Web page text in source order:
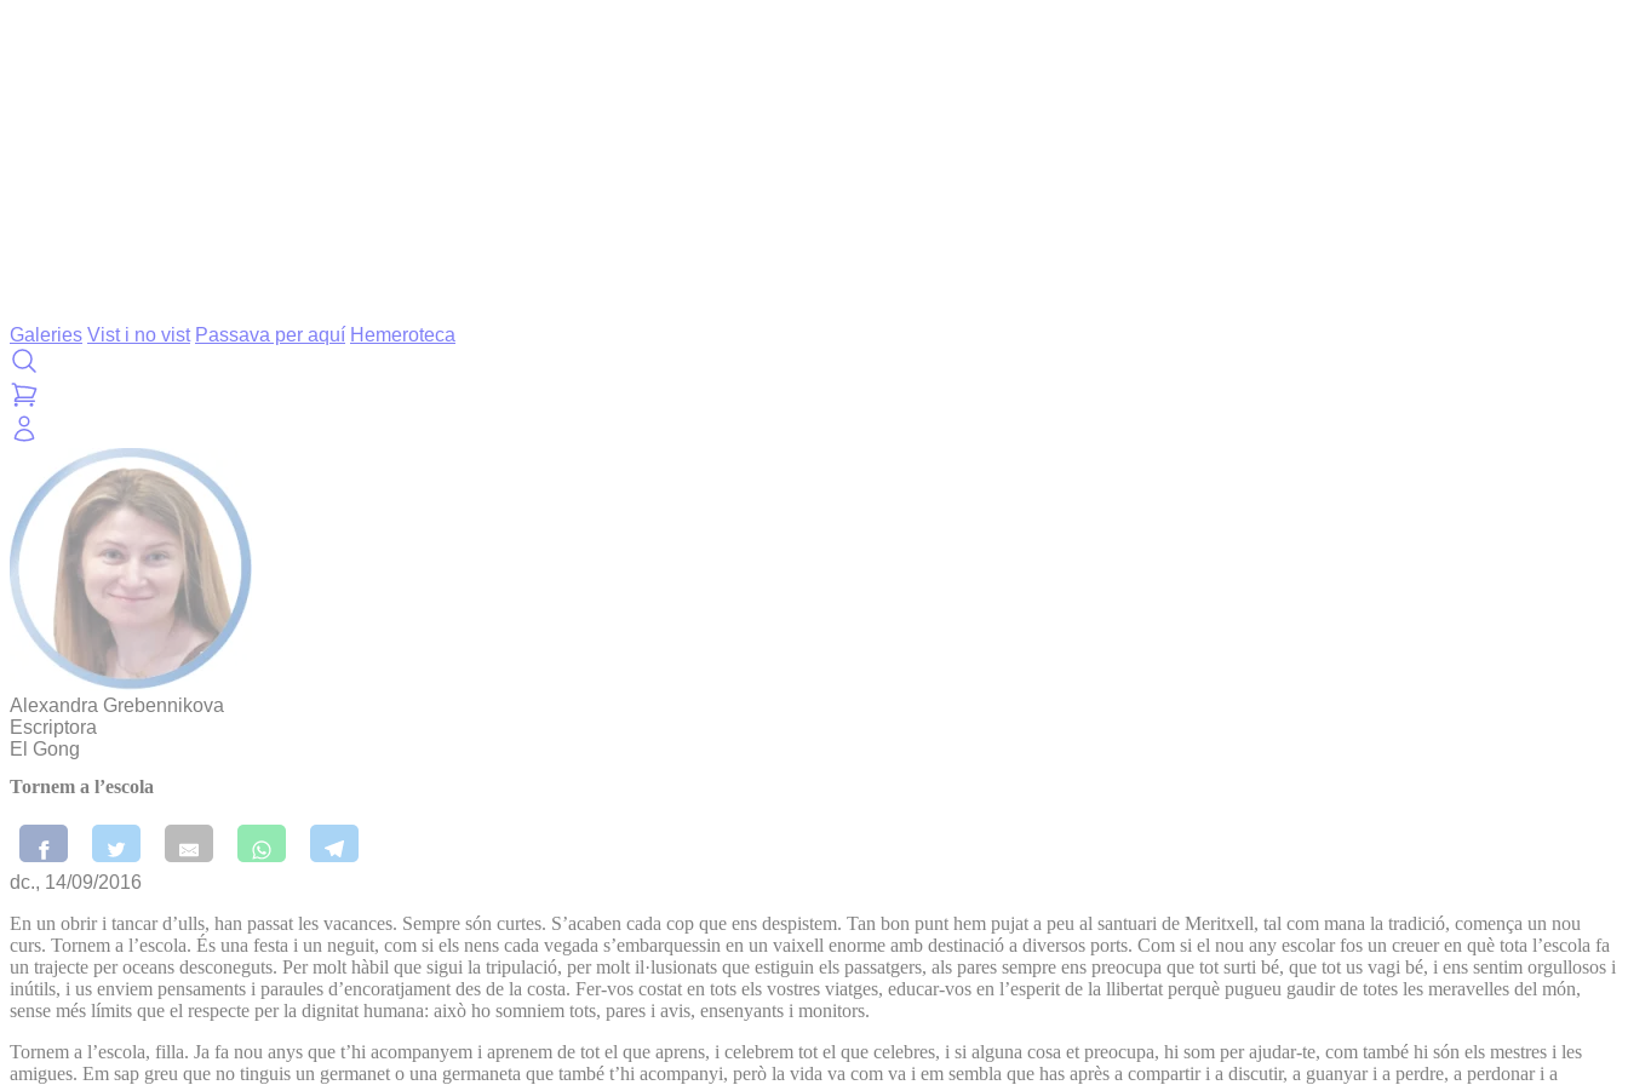
Galeries Vist i no vist Passava per aquí Hemeroteca
Alexandra Grebennikova
Escriptora
El Gong
Tornem a l’escola
dc., 14/09/2016
En un obrir i tancar d’ulls, han passat les vacances. Sempre són curtes. S’acaben cada cop que ens despistem. Tan bon punt hem pujat a peu al santuari de Meritxell, tal com mana la tradició, comença un nou
curs. Tornem a l’escola. És una festa i un neguit, com si els nens cada vegada s’embarquessin en un vaixell enorme amb destinació a diversos ports. Com si el nou any escolar fos un creuer en què tota l’escola fa
un trajecte per oceans desconeguts. Per molt hàbil que sigui la tripulació, per molt il·lusionats que estiguin els passatgers, als pares sempre ens preocupa que tot surti bé, que tot us vagi bé, i ens sentim orgullosos i
inútils, i us enviem pensaments i paraules d’encoratjament des de la costa. Fer-vos costat en tots els vostres viatges, educar-vos en l’esperit de la llibertat perquè pugueu gaudir de totes les meravelles del món,
sense més límits que el respecte per la dignitat humana: això ho somniem tots, pares i avis, ensenyants i monitors.
Tornem a l’escola, filla. Ja fa nou anys que t’hi acompanyem i aprenem de tot el que aprens, i celebrem tot el que celebres, i si alguna cosa et preocupa, hi som per ajudar-te, com també hi són els mestres i les
amigues. Em sap greu que no tinguis un germanet o una germaneta que també t’hi acompanyi, però la vida va com va i em sembla que has après a compartir i a discutir, a guanyar i a perdre, a perdonar i a